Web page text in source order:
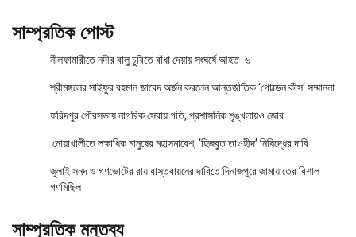
সাম্প্রতিক পোস্ট
নীলফামারীতে নদীর বালু চুরিতে বাঁধা দেয়ায় সংঘর্ষে আহত- ৬
শ্রীমঙ্গলের সাইফুর রহমান জাবেদ অর্জন করলেন আন্তর্জাতিক ‘গোল্ডেন কীস’ সম্মাননা
ফরিদপুর পৌরসভায় নাগরিক সেবায় গতি, প্রশাসনিক শৃঙ্খলায়ও জোর
নোয়াখালীতে লক্ষাধিক মানুষের মহাসমাবেশ, ‘হিজবুত তাওহীদ’ নিষিদ্ধের দাবি
জুলাই সনদ ও গণভোটের রায় বাস্তবায়নের দাবিতে দিনাজপুরে জামায়াতের বিশাল
গণমিছিল
সাম্প্রতিক মন্তব্য